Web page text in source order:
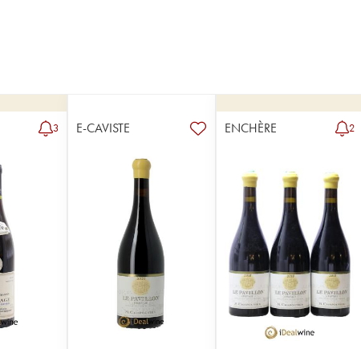
3 E-CAVISTE ENCHÈRE 2